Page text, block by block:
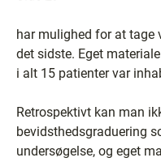
har mulighed for at
det sidste. Eget
i alt 15 patienter var
Retrospektivt kan man
bevidsthedsgraduering
undersøgelse, og eget